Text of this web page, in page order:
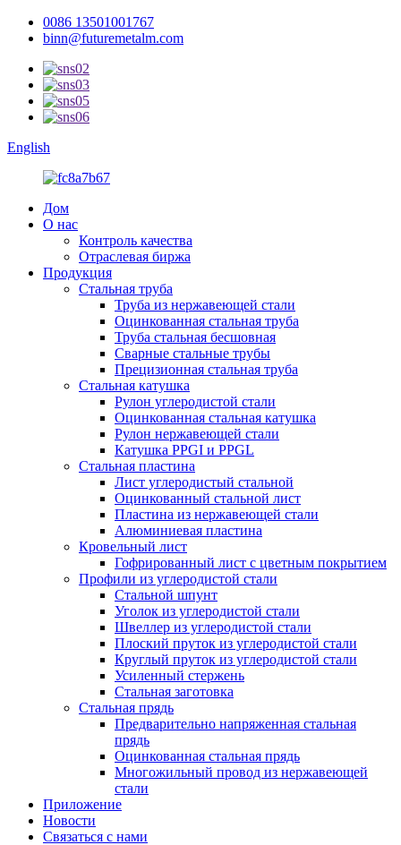
0086 13501001767
binn@futuremetalm.com
English
Дом
О нас
Контроль качества
Отраслевая биржа
Продукция
Стальная труба
Труба из нержавеющей стали
Оцинкованная стальная труба
Труба стальная бесшовная
Сварные стальные трубы
Прецизионная стальная труба
Стальная катушка
Рулон углеродистой стали
Оцинкованная стальная катушка
Рулон нержавеющей стали
Катушка PPGI и PPGL
Стальная пластина
Лист углеродистый стальной
Оцинкованный стальной лист
Пластина из нержавеющей стали
Алюминиевая пластина
Кровельный лист
Гофрированный лист с цветным покрытием
Профили из углеродистой стали
Стальной шпунт
Уголок из углеродистой стали
Швеллер из углеродистой стали
Плоский пруток из углеродистой стали
Круглый пруток из углеродистой стали
Усиленный стержень
Стальная заготовка
Стальная прядь
Предварительно напряженная стальная
прядь
Оцинкованная стальная прядь
Многожильный провод из нержавеющей
стали
Приложение
Новости
Связаться с нами